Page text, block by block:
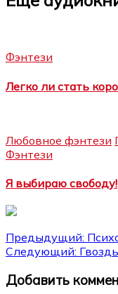
Фэнтези
Легко ли стать
Любовное фэнтези
Фэнтези
Я выбираю свободу!
Навигация
по
записям
Предыдущий:
Следующий:
Добавить